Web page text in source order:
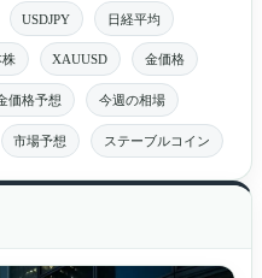
USDJPY 日経平均
株 XAUUSD 金価格
価格予想 今週の相場
市場予想 ステーブルコイン